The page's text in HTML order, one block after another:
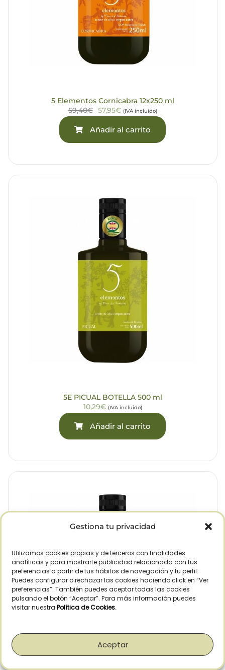
Gestiona tu privacidad
Utilizamos cookies propias y de terceros con finalidades
analíticas y para mostrarte publicidad relacionada con tus
preferencias a partir de tus hábitos de navegación y tu perfil.
Puedes configurar o rechazar las cookies haciendo click en “Ver
preferencias”. También puedes aceptar todas las cookies
pulsando el botón “Aceptar”. Para más información puedes
visitar nuestra Política de Cookies.
Aceptar
5 Elementos Cornicabra 12x250 ml
59,40€ 57,95€ (IVA incluido)
Añadir al carrito
5E PICUAL BOTELLA 500 ml
10,29€ (IVA incluido)
Añadir al carrito